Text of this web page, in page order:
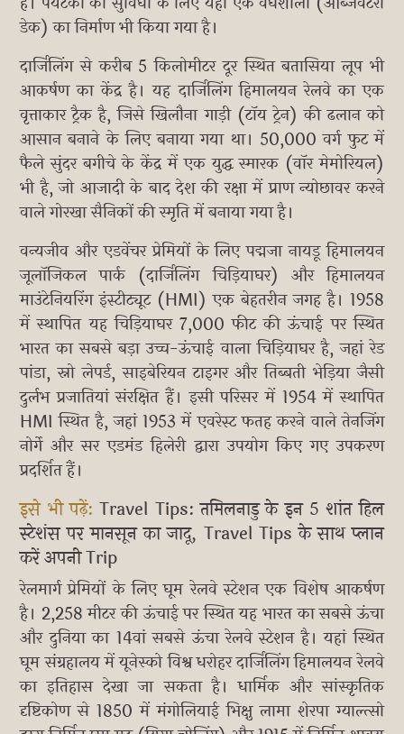
डेक) का निर्माण भी किया गया है।
दार्जिलिंग से करीब 5 किलोमीटर दूर स्थित बतासिया लूप भी
आकर्षण का केंद्र है। यह दार्जिलिंग हिमालयन रेलवे का एक
वृत्ताकार ट्रैक है, जिसे खिलौना गाड़ी (टॉय ट्रेन) की ढलान को
आसान बनाने के लिए बनाया गया था। 50,000 वर्ग फुट में
फैले सुंदर बगीचे के केंद्र में एक युद्ध स्मारक (वॉर मेमोरियल)
भी है, जो आजादी के बाद देश की रक्षा में प्राण न्योछावर करने
वाले गोरखा सैनिकों की स्मृति में बनाया गया है।
वन्यजीव और एडवेंचर प्रेमियों के लिए पद्मजा नायडू हिमालयन
जूलॉजिकल पार्क (दार्जिलिंग चिड़ियाघर) और हिमालयन
माउंटेनियरिंग इंस्टीट्यूट (HMI) एक बेहतरीन जगह है। 1958
में स्थापित यह चिड़ियाघर 7,000 फीट की ऊंचाई पर स्थित
भारत का सबसे बड़ा उच्च-ऊंचाई वाला चिड़ियाघर है, जहां रेड
पांडा, स्नो लेपर्ड, साइबेरियन टाइगर और तिब्बती भेड़िया जैसी
दुर्लभ प्रजातियां संरक्षित हैं। इसी परिसर में 1954 में स्थापित
HMI स्थित है, जहां 1953 में एवरेस्ट फतह करने वाले तेनजिंग
नोर्गे और सर एडमंड हिलेरी द्वारा उपयोग किए गए उपकरण
प्रदर्शित हैं।
इसे भी पढ़ें:Travel Tips: तमिलनाडु के इन 5 शांत हिल
स्टेशंस पर मानसून का जादू, Travel Tips के साथ प्लान
करें अपनी Trip
रेलमार्ग प्रेमियों के लिए घूम रेलवे स्टेशन एक विशेष आकर्षण
है। 2,258 मीटर की ऊंचाई पर स्थित यह भारत का सबसे ऊंचा
और दुनिया का 14वां सबसे ऊंचा रेलवे स्टेशन है। यहां स्थित
घूम संग्रहालय में यूनेस्को विश्व धरोहर दार्जिलिंग हिमालयन रेलवे
का इतिहास देखा जा सकता है। धार्मिक और सांस्कृतिक
दृष्टिकोण से 1850 में मंगोलियाई भिक्षु लामा शेरपा ग्याल्त्सो